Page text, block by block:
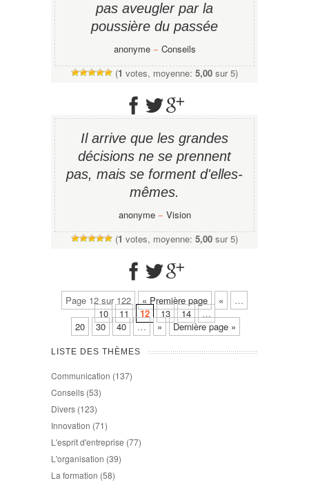
pas aveugler par la
poussière du passée
anonyme− Conseils
(1 votes, moyenne: 5,00 sur 5)
Il arrive que les grandes
décisions ne se prennent
pas, mais se forment d'elles-
mêmes.
anonyme− Vision
(1 votes, moyenne: 5,00 sur 5)
Page 12 sur 122 « Première page «
…
10
11 12 13 14
…
20
30 40 … » Dernière page »
LISTE DES THÈMES
Communication (137)
Conseils (53)
Divers (123)
Innovation (71)
L'esprit d'entreprise (77)
L'organisation (39)
La formation (58)